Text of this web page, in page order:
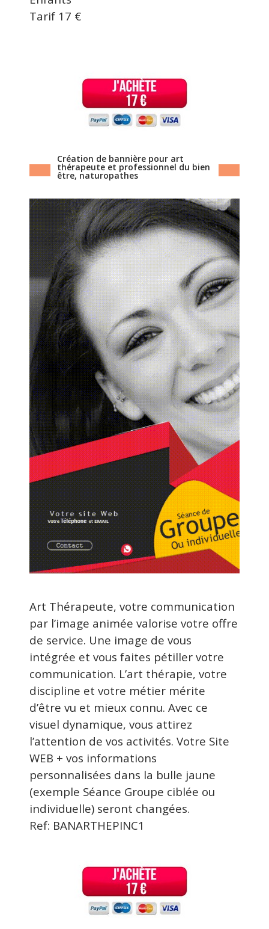
Tarif 17 €
Création de bannière pour art
thérapeute et professionnel du bien
être, naturopathes
Art Thérapeute, votre communication
par l’image animée valorise votre offre
de service. Une image de vous
intégrée et vous faites pétiller votre
communication. L’art thérapie, votre
discipline et votre métier mérite
d’être vu et mieux connu. Avec ce
visuel dynamique, vous attirez
l’attention de vos activités. Votre Site
WEB + vos informations
personnalisées dans la bulle jaune
(exemple Séance Groupe ciblée ou
individuelle) seront changées.
Ref: BANARTHEPINC1